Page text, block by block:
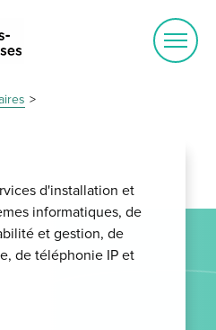
d'installation et
informatiques, de
et gestion, de
de téléphonie IP et
Ouvrir
le